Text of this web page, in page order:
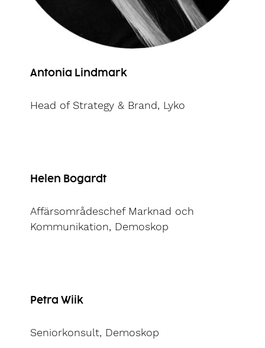
Antonia Lindmark
Head of Strategy & Brand, Lyko
Helen Bogardt
Affärsområdeschef Marknad och
Kommunikation, Demoskop
Petra Wiik
Seniorkonsult, Demoskop